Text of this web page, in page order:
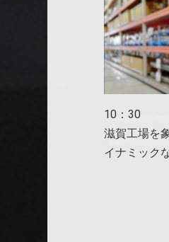
10：30
滋賀工場を
イナミック